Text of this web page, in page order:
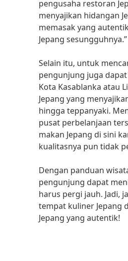
pengusaha restoran
menyajikan hidangan
memasak yang
Jepang sesungguhnya.”
Selain itu, untuk
pengunjung juga
Kota Kasablanka atau
Jepang yang
hingga teppanyaki.
pusat perbelanjaan
makan Jepang di sini
kualitasnya pun tidak
Dengan panduan
pengunjung dapat
harus pergi jauh. Jadi,
tempat kuliner Jepang
Jepang yang autentik!